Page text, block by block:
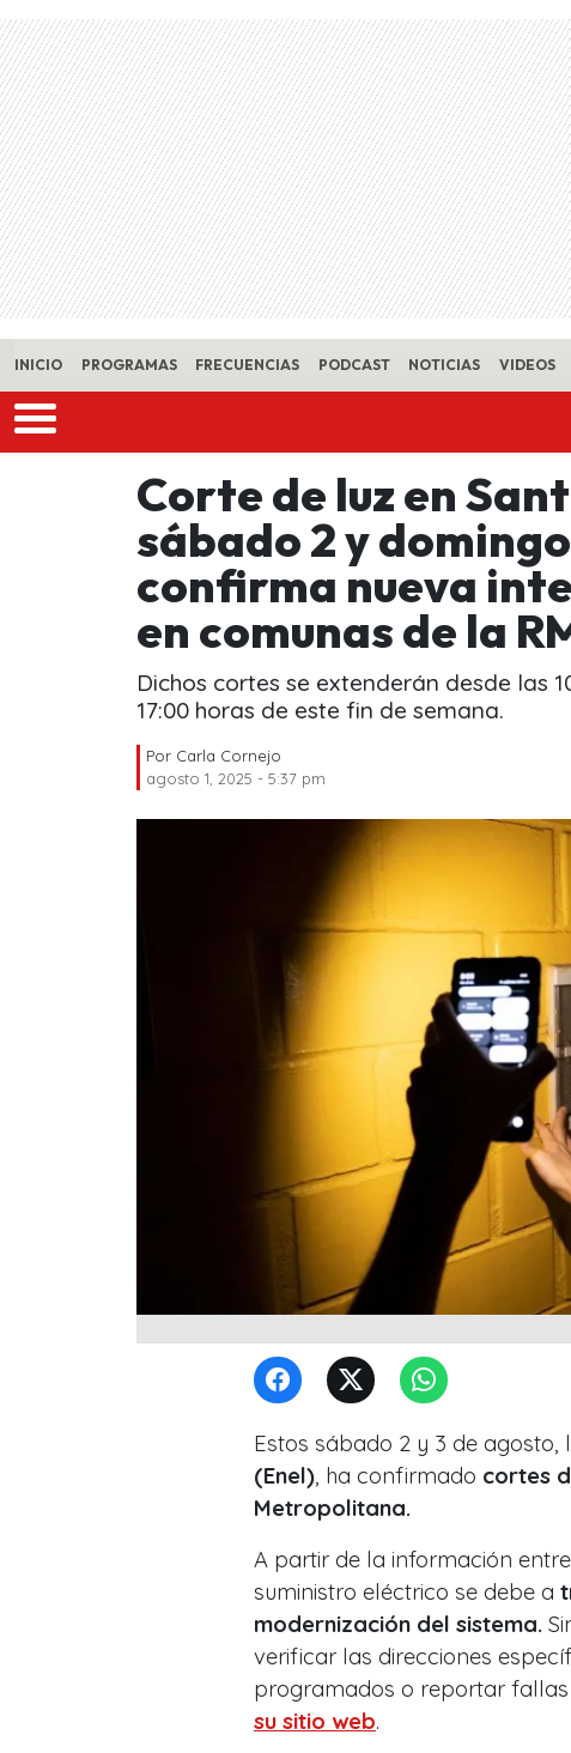
Skip to main content
INICIO PROGRAMAS FRECUENCIAS PODCAST NOTICIAS VIDEOS
Corte de luz en
sábado 2 y
confirma nueva
en comunas de la
Dichos cortes se extenderán desde las
17:00 horas de este fin de semana.
Por Carla Cornejo
agosto 1, 2025 - 5:37 pm
Estos sábado 2 y 3 de agosto,
(Enel) , ha confirmado cortes
Metropolitana.
A partir de la información
suministro eléctrico se debe a
modernización del sistema.
verificar las direcciones
programados o reportar fallas
su sitio web.